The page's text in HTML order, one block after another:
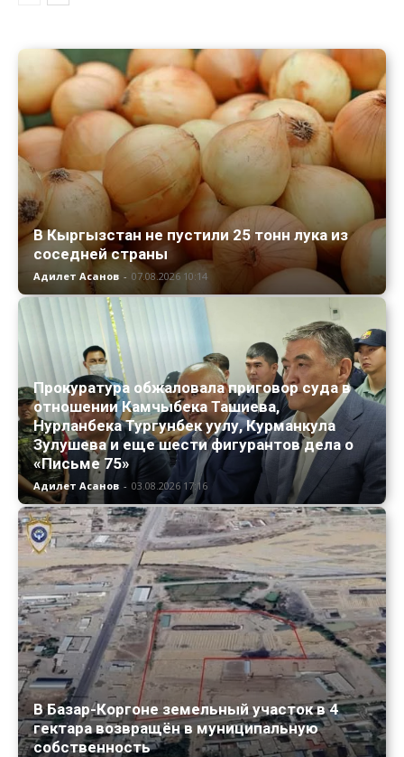
В Кыргызстан не пустили 25 тонн лука из
соседней страны
Адилет Асанов - 07.08.2026 10:14
Прокуратура обжаловала приговор суда в
отношении Камчыбека Ташиева,
Нурланбека Тургунбек уулу, Курманкула
Зулушева и еще шести фигурантов дела о
«Письме 75»
Адилет Асанов - 03.08.2026 17:16
В Базар-Коргоне земельный участок в 4
гектара возвращён в муниципальную
собственность